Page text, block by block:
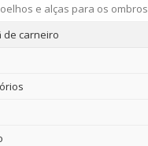
e alças para os ombros
de carneiro